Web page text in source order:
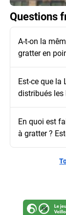
Questions
A-t-on la
gratter en
Est-ce que
distribués
En quoi est
à gratter ?